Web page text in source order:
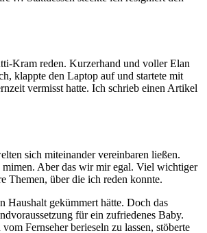
Kram reden. Kurzerhand und voller Elan
klappte den Laptop auf und startete mit
vermisst hatte. Ich schrieb einen Artikel
sich miteinander vereinbaren ließen.
Aber das wir mir egal. Viel wichtiger
Themen, über die ich reden konnte.
gekümmert hätte. Doch das
für ein zufriedenes Baby.
Fernseher berieseln zu lassen, stöberte